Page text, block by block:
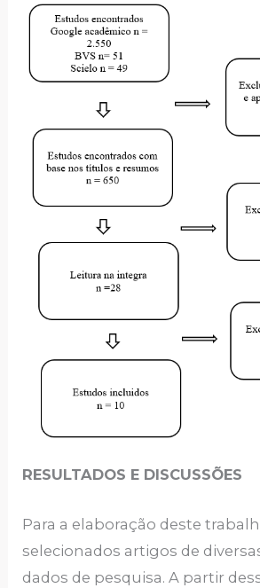
RESULTADOS E DISCUSSÕES
Para a elaboração deste
selecionados artigos de
dados de pesquisa. A partir